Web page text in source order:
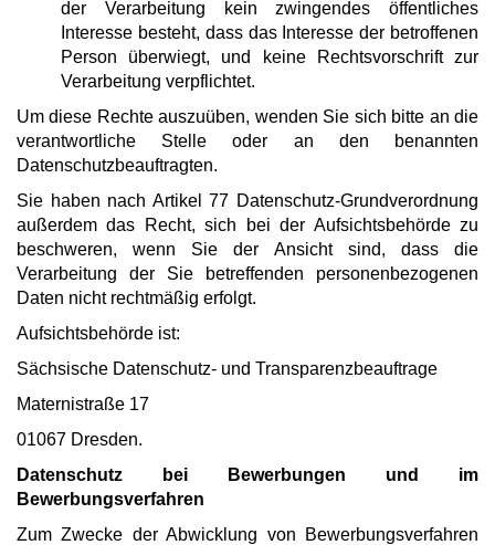
der Verarbeitung kein zwingendes öffentliches
Interesse besteht, dass das Interesse der betroffenen
Person überwiegt, und keine Rechtsvorschrift zur
Verarbeitung verpflichtet.
Um diese Rechte auszuüben, wenden Sie sich bitte an die
verantwortliche Stelle oder an den benannten
Datenschutzbeauftragten.
Sie haben nach Artikel 77 Datenschutz-Grundverordnung
außerdem das Recht, sich bei der Aufsichtsbehörde zu
beschweren, wenn Sie der Ansicht sind, dass die
Verarbeitung der Sie betreffenden personenbezogenen
Daten nicht rechtmäßig erfolgt.
Aufsichtsbehörde ist:
Sächsische Datenschutz- und Transparenzbeauftrage
Maternistraße 17
01067 Dresden.
Datenschutz bei Bewerbungen und im
Bewerbungsverfahren
Zum Zwecke der Abwicklung von Bewerbungsverfahren